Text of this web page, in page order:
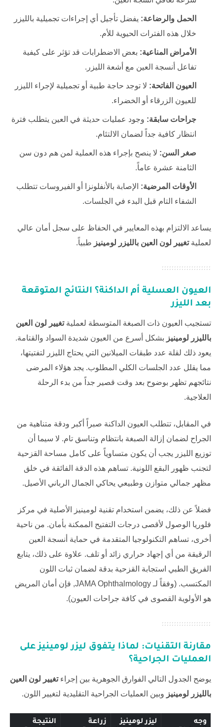
الحمل والرضاعة: يفضل تأجيل أي إجراءات تجميلية بالليزر
خلال هذه الفترات الحيوية للأم.
الأمراض المناعية: بعض الاضطرابات قد تؤثر على كيفية
تفاعل أنسجة العين مع أشعة الليزر.
العيون الفاتحة: لا توجد حاجة طبية أو تجميلية لإجراء الليزر
للعيون الزرقاء أو الخضراء.
جراحات سابقة: وجود عمليات حديثة في العين يتطلب فترة
انتظار كافية جداً لضمان الالتئام.
صغر السن: لا ينصح بإجراء هذه العملية لمن هم دون سن
الثامنة عشرة عاماً.
الأوقات المرضية: الإصابة بالأنفلونزا أو الفيروسات تتطلب
الشفاء التام قبل البدء في الجلسات.
يساعد الالتزام بهذه المعايير في الحفاظ على سجل أمان عالي
لعمليةتغيير لون العين بالليزر لومينيز طبياً.
العيون العسلية أم الداكنة؟ النتائج المتوقعة
بعد الليزر
تستجيب العيون ذات الصبغة المتوسطة لعمليةتغيير لون العين
بالليزر لومينيز بشكل أسرع من العيون شديدة السواد والقتامة.
يعود ذلك لقلة عدد طبقات الميلانين التي يحتاج الليزر لتفتيتها،
مما يقلل عدد الجلسات الكلي المطلوب. يجد هؤلاء المرضى
نتائجهم تظهر بوضوح بعد وقت قصير جداً من بدء الرحلة
العلاجية.
في المقابل، تتطلب العيون الداكنة صبراً أكبر ودقة متناهية من
الجراح لضمان إزالة الصبغة بانتظام وتناسق تام. لا سيما أن
توزيع الليزر يجب أن يكون متساوياً على كامل مساحة القزحية
لتجنب ظهور البقع اللونية. تساهم هذه الدقة الفائقة في خلق
مظهر جمالي متوازن وطبيعي يحاكي الجمال الرباني الأصيل.
فضلاً عن ذلك، يضمن استخدام تقنية لومينيز الأصلية في مركز
فلوريا الوصول لأقصى درجات التفتيح الممكنة بأمان. من ناحية
أخرى، تساهم التكنولوجيا المتقدمة في حماية أنسجة العين
الرقيقة من أي إجهاد حراري زائد أو تلف. علاوة على ذلك، يتابع
الفريق الطبي استجابة القزحية بدقة لضمان ثبات اللون
المكتسب. (وفقاً لـ JAMA Ophthalmology, فإن أمان المريض
هو الأولوية القصوى في كافة جراحات العيون).
مقارنة التقنيات: لماذا يتفوق ليزر لومينيز على
العمليات الجراحية؟
يوضح الجدول التالي الفوارق الجوهرية بين إجراءتغيير لون العين
بالليزر لومينيز وبين العمليات الجراحية التقليدية لتغيير اللون.
وجه
ليزر لومينيز
زراعة
النتيجة